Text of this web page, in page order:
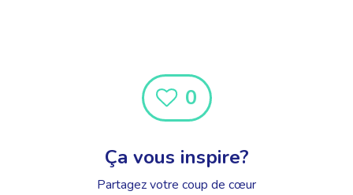
0
Ça vous inspire?
Partagez votre coup de cœur